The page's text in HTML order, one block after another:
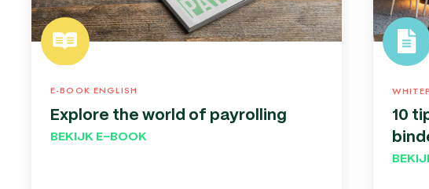
E-BOOK ENGLISH
Explore the world of payrolling
BEKIJK E-BOOK
10